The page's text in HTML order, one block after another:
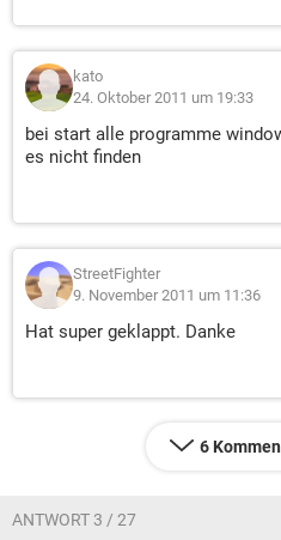
kato
24. Oktober 2011 um 19:33
bei start alle programme
es nicht finden
StreetFighter
9. November 2011 um 11:36
Hat super geklappt. Danke
6
ANTWORT 3 / 27